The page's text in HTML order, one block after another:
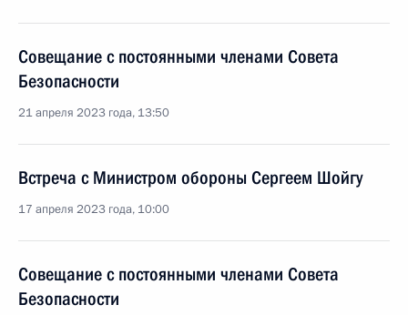
Совещание с постоянными членами Совета
Безопасности
21 апреля 2023 года, 13:50
Встреча с Министром обороны Сергеем Шойгу
17 апреля 2023 года, 10:00
Совещание с постоянными членами Совета
Безопасности